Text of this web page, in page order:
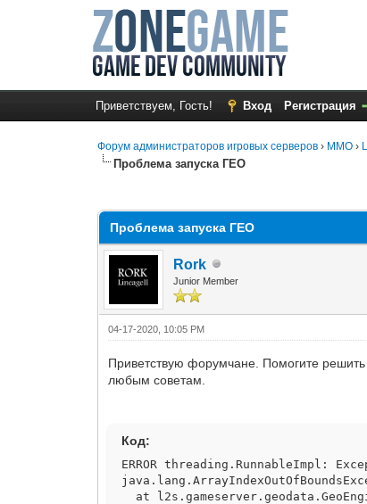
Приветствуем, Гость! Вход Регистрация
Форум администраторов игровых серверов › MMO ›
Проблема запуска ГЕО
Проблема запуска ГЕО
Rork
Junior Member
04-17-2020, 10:05 PM
Приветствую форумчане. Помогите решить
любым советам.
Код:
ERROR threading.RunnableImpl:
at